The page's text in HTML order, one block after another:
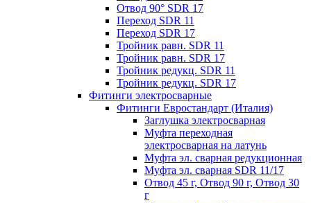
Отвод 90° SDR 17
Переход SDR 11
Переход SDR 17
Тройник равн. SDR 11
Тройник равн. SDR 17
Тройник редукц. SDR 11
Тройник редукц. SDR 17
Фитинги электросварные
Фитинги Евростандарт (Италия)
Заглушка электросварная
Муфта переходная
электросварная на латунь
Муфта эл. cварная редукционная
Муфта эл. сварная SDR 11/17
Отвод 45 г, Отвод 90 г, Отвод 30
г